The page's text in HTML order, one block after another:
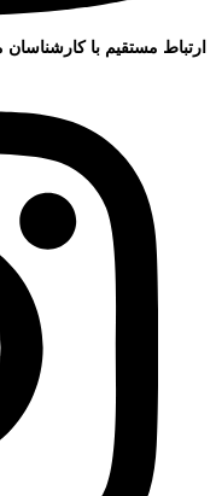
ارتباط مستقیم با کارشناسان